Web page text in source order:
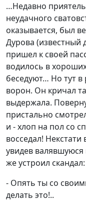
…Недавно
неудачного
оказывается, был
Дурова
пришел к своей
водилось в
беседуют… Но тут
ворон. Он кричал
выдержала.
пристально
и - хлоп на пол со
восседал!
увидев валявшуюся
же устроил скандал:
- Опять ты со
делать это!..